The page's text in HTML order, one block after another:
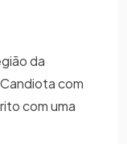
da
com
com uma